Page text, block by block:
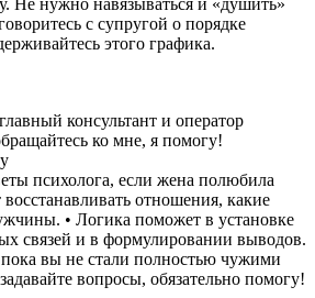
с супругой о порядке
этого графика.
консультант и оператор
ко мне, я помогу!
психолога, если жена полюбила
восстанавливать отношения, какие
• Логика поможет в установке
связей и в формулировании выводов.
пока вы не стали полностью чужими
вопросы, обязательно помогу!